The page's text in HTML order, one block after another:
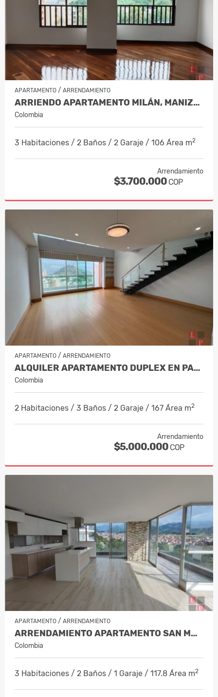
APARTAMENTO / ARRENDAMIENTO
ARRIENDO APARTAMENTO MILÁN, MANIZAL…
Colombia
3 Habitaciones / 2 Baños / 2 Garaje / 106 Área m2
Arrendamiento
$3.700.000 COP
APARTAMENTO / ARRENDAMIENTO
ALQUILER APARTAMENTO DUPLEX EN PALER…
Colombia
2 Habitaciones / 3 Baños / 2 Garaje / 167 Área m2
Arrendamiento
$5.000.000 COP
APARTAMENTO / ARRENDAMIENTO
ARRENDAMIENTO APARTAMENTO SAN MARC…
Colombia
3 Habitaciones / 2 Baños / 1 Garaje / 117.8 Área m2